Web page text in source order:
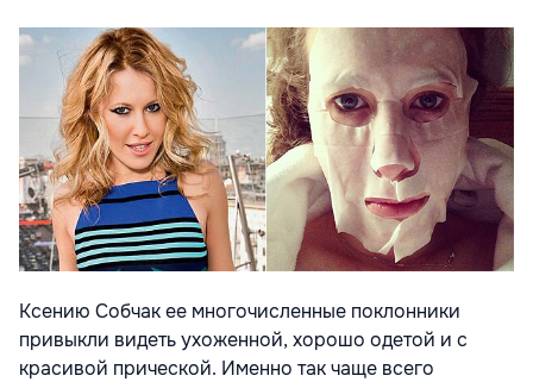
Ксению Собчак ее многочисленные поклонники
привыкли видеть ухоженной, хорошо одетой и с
красивой прической. Именно так чаще всего